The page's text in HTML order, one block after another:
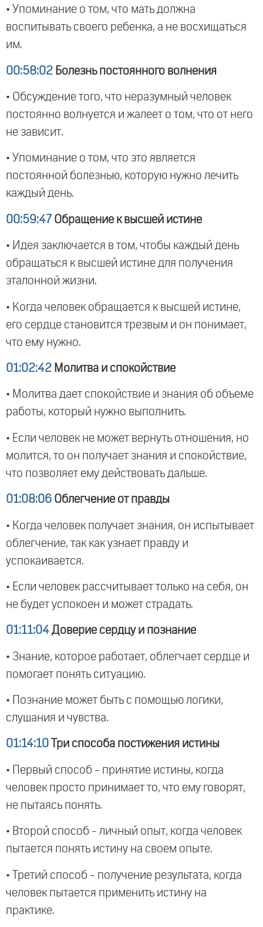
• Упоминание о том, что мать должна
воспитывать своего ребенка, а не восхищаться
им.
00:58:02 Болезнь постоянного волнения
• Обсуждение того, что неразумный человек
постоянно волнуется и жалеет о том, что от него
не зависит.
• Упоминание о том, что это является
постоянной болезнью, которую нужно лечить
каждый день.
00:59:47 Обращение к высшей истине
• Идея заключается в том, чтобы каждый день
обращаться к высшей истине для получения
эталонной жизни.
• Когда человек обращается к высшей истине,
его сердце становится трезвым и он понимает,
что ему нужно.
01:02:42 Молитва и спокойствие
• Молитва дает спокойствие и знания об объеме
работы, который нужно выполнить.
• Если человек не может вернуть отношения, но
молится, то он получает знания и спокойствие,
что позволяет ему действовать дальше.
01:08:06 Облегчение от правды
• Когда человек получает знания, он испытывает
облегчение, так как узнает правду и
успокаивается.
• Если человек рассчитывает только на себя, он
не будет успокоен и может страдать.
01:11:04 Доверие сердцу и познание
• Знание, которое работает, облегчает сердце и
помогает понять ситуацию.
• Познание может быть с помощью логики,
слушания и чувства.
01:14:10 Три способа постижения истины
• Первый способ - принятие истины, когда
человек просто принимает то, что ему говорят,
не пытаясь понять.
• Второй способ - личный опыт, когда человек
пытается понять истину на своем опыте.
• Третий способ - получение результата, когда
человек пытается применить истину на
практике.